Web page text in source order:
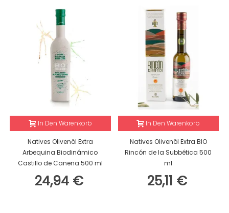
In Den Warenkorb
Natives Olivenöl Extra
Arbequina Biodinámico
Castillo de Canena 500 ml
24,94 €
In Den Warenkorb
Natives Olivenöl Extra BIO
Rincón de la Subbética 500
ml
25,11 €